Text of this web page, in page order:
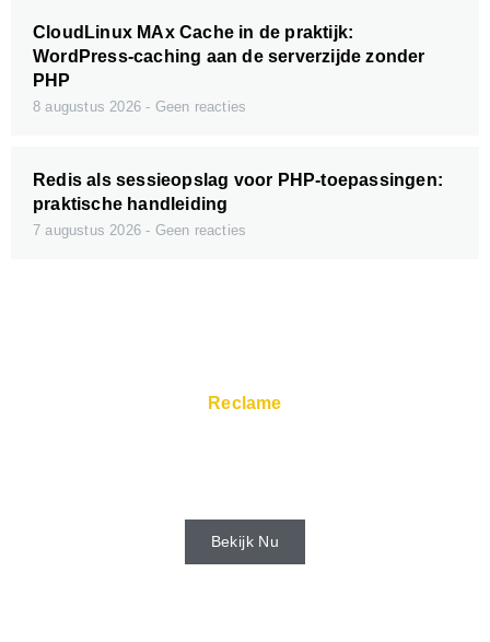
CloudLinux MAx Cache in de praktijk:
WordPress-caching aan de serverzijde zonder
PHP
8 augustus 2026 Geen reacties
Redis als sessieopslag voor PHP-toepassingen:
praktische handleiding
7 augustus 2026 Geen reacties
Reclame
Bekijk Nu